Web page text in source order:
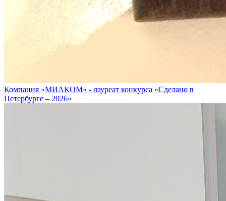
Компания «МИАКОМ» - лауреат конкурса «Сделано в
Петербурге – 2026»